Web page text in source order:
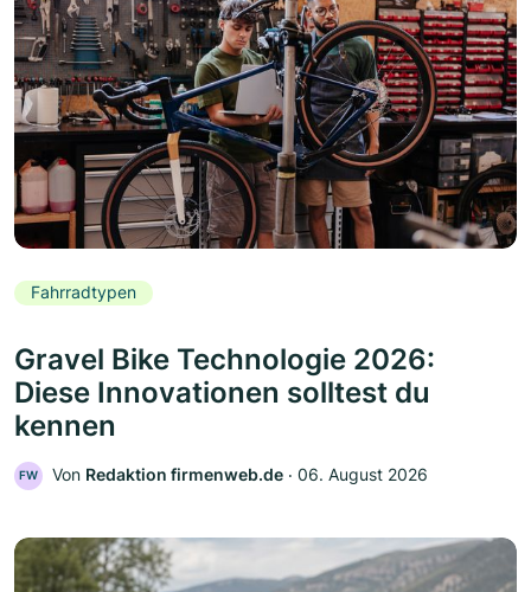
Fahrradtypen
Gravel Bike Technologie 2026:
Diese Innovationen solltest du
kennen
FW Von Redaktion firmenweb.de ‧ 06. August 2026